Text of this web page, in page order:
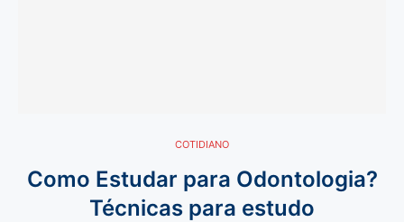
COTIDIANO
Como Estudar para Odontologia?
Técnicas para estudo